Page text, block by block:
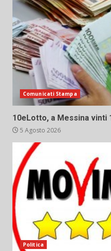
Comunicati Stampa
10eLotto, a Messina vinti
5 Agosto 2026
Politica